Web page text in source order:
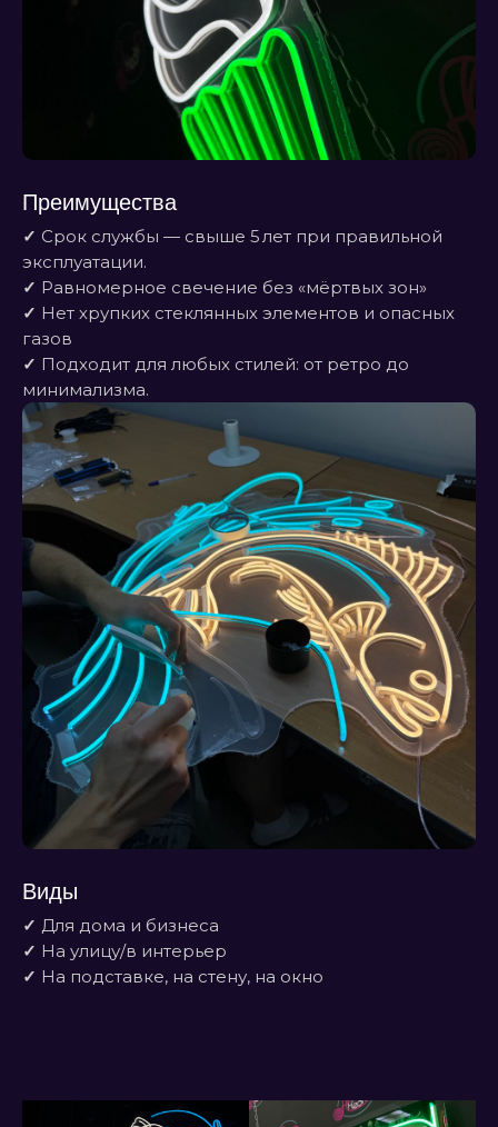
Преимущества
✓ Срок службы — свыше 5 лет при правильной
эксплуатации.
✓ Равномерное свечение без «мёртвых зон»
✓ Нет хрупких стеклянных элементов и опасных
газов
✓ Подходит для любых стилей: от ретро до
минимализма.
Виды
✓ Для дома и бизнеса
✓ На улицу/в интерьер
✓ На подставке, на стену, на окно